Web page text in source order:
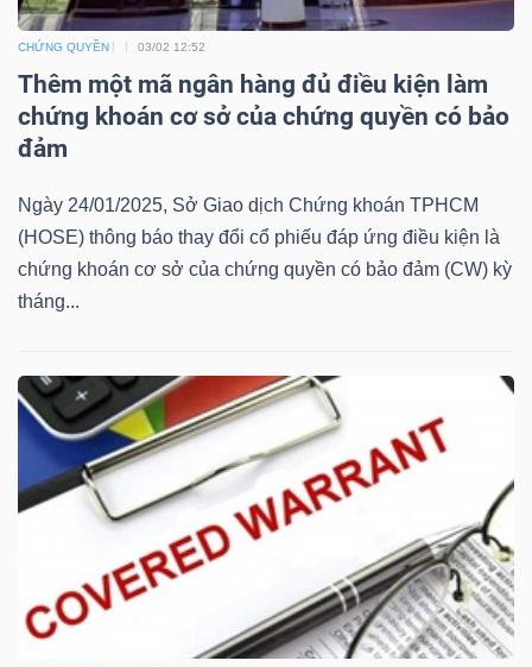
CHỨNG QUYỀN 03/02 12:52
Thêm một mã ngân hàng đủ điều kiện làm
chứng khoán cơ sở của chứng quyền có bảo
đảm
Ngày 24/01/2025, Sở Giao dịch Chứng khoán TPHCM
(HOSE) thông báo thay đổi cổ phiếu đáp ứng điều kiện là
chứng khoán cơ sở của chứng quyền có bảo đảm (CW) kỳ
tháng...
ĐỘNG
Mã
khoán
(-)
Tất cả Chỉ số
đạo
(-)
Tất cả Người nội bộ Người liên quan
(-)